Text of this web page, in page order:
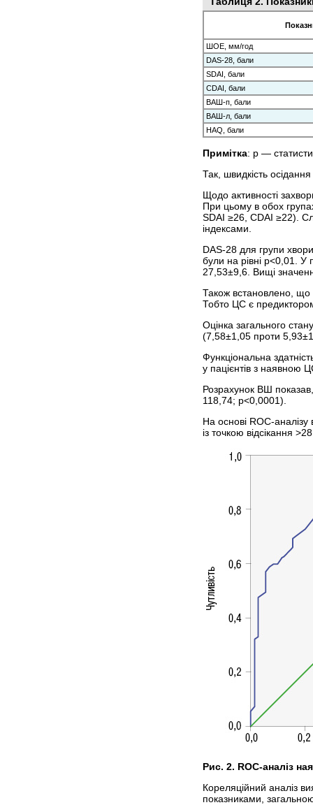
ШОЕ, мм/год
DAS-28, бали
SDAI, бали
CDAI, бали
ВАШ-п, бали
ВАШ-л, бали
HAQ, бали
Примітка: р —
Так, швидкість
Щодо активності
При цьому в обох
SDAI ≥26, CDAI ≥22).
індексами.
DAS-28 для групи
були на рівні p<0,01.
27,53±9,6. Вищі
Також встановлено, що
Тобто ЦС є
Оцінка загального
(7,58±1,05 проти
Функціональна
у пацієнтів з наявною
Розрахунок ВШ
118,74; р<0,0001).
На основі ROC-
із точкою відсікання
Рис. 2. ROC-аналіз
Кореляційний аналіз
показниками,